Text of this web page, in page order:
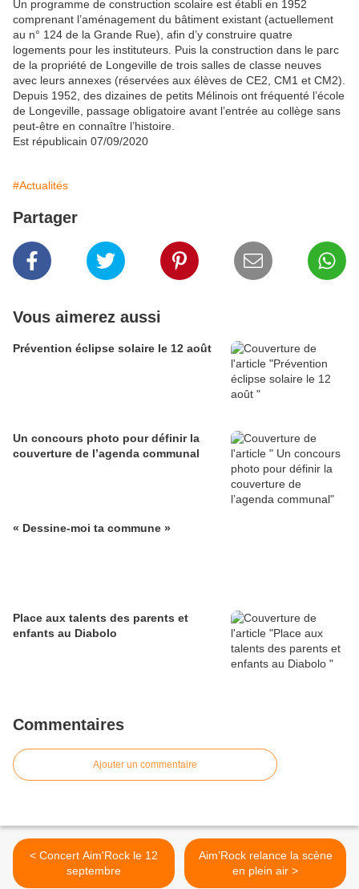
Un programme de construction scolaire est établi en 1952
comprenant l’aménagement du bâtiment existant (actuellement
au n° 124 de la Grande Rue), afin d’y construire quatre
logements pour les instituteurs. Puis la construction dans le parc
de la propriété de Longeville de trois salles de classe neuves
avec leurs annexes (réservées aux élèves de CE2, CM1 et CM2).
Depuis 1952, des dizaines de petits Mélinois ont fréquenté l’école
de Longeville, passage obligatoire avant l’entrée au collège sans
peut-être en connaître l’histoire.
Est républicain 07/09/2020
#Actualités
Partager
Vous aimerez aussi
Prévention éclipse solaire le 12 août
Un concours photo pour définir la
couverture de l’agenda communal
« Dessine-moi ta commune »
Place aux talents des parents et
enfants au Diabolo
Commentaires
Ajouter un commentaire
< Concert Aim'Rock le 12
septembre
Aim’Rock relance la scène
en plein air >